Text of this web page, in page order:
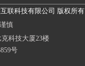
互联科技有限公司 版权所
慎
科技大厦23楼
号